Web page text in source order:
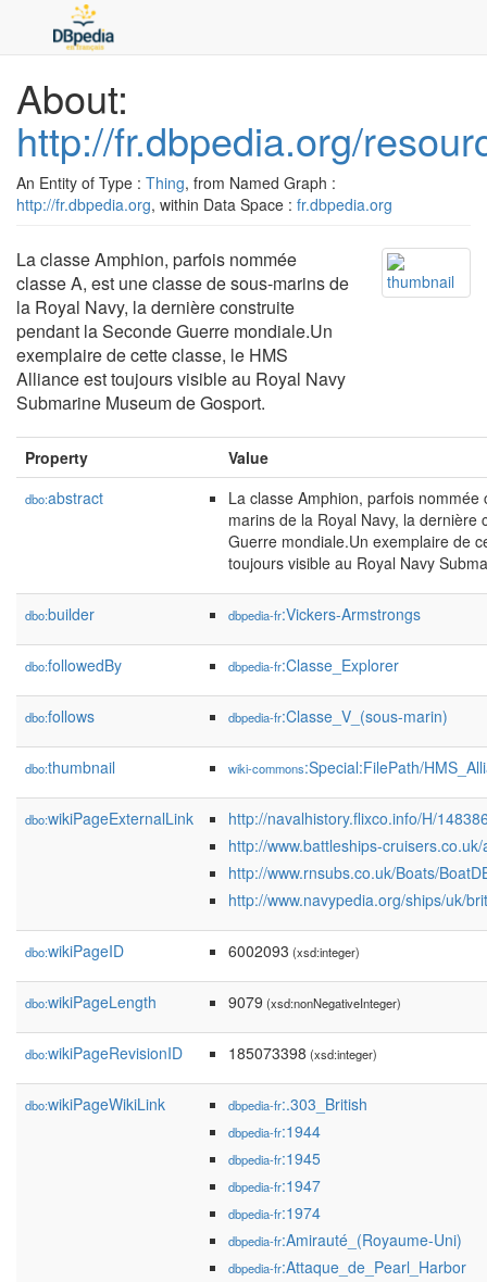
About:
http://fr.dbpedia.org/
An Entity of Type : Thing, from Named Graph :
http://fr.dbpedia.org, within Data Space : fr.dbpedia.org
La classe Amphion, parfois nommée
classe A, est une classe de sous-marins de
la Royal Navy, la dernière construite
pendant la Seconde Guerre mondiale.Un
exemplaire de cette classe, le HMS
Alliance est toujours visible au Royal Navy
Submarine Museum de Gosport.
Property Value
dbo:abstract
La classe Amphion, parfois
marins de la Royal Navy, la dernière
Guerre mondiale.Un exemplaire de
toujours visible au Royal Navy
dbo:builder dbpedia-fr:Vickers-Armstrongs
dbo:followedBy dbpedia-fr:Classe_Explorer
dbo:follows dbpedia-fr:Classe_V_(sous-marin)
dbo:thumbnail wiki-commons:Special:FilePath/
dbo:wikiPageExternalLink
http://navalhistory.flixco.info/H/
http://www.battleships-
http://www.rnsubs.co.uk/Boats/
http://www.navypedia.org/ships/uk/
dbo:wikiPageID 6002093 (xsd:integer)
dbo:wikiPageLength 9079 (xsd:nonNegativeInteger)
dbo:wikiPageRevisionID 185073398 (xsd:integer)
dbo:wikiPageWikiLink dbpedia-fr:.303_British
dbpedia-fr:1944
dbpedia-fr:1945
dbpedia-fr:1947
dbpedia-fr:1974
dbpedia-fr:Amirauté_(Royaume-Uni)
dbpedia-fr:Attaque_de_Pearl_Harbor